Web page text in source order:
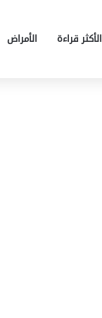
الأكثر قراءة الأمراض